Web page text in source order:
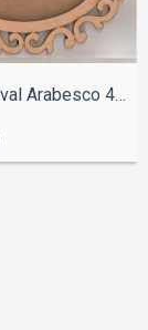
Moldura Oval Arabesco 42cm Com Fundo + N...